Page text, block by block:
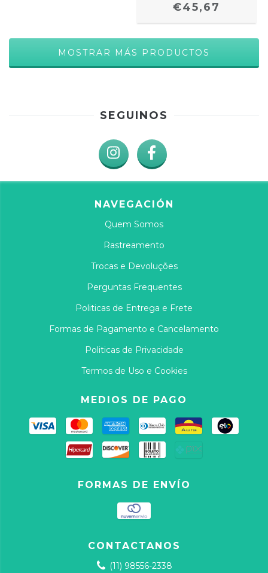
€45,67
MOSTRAR MÁS PRODUCTOS
SEGUINOS
NAVEGACIÓN
Quem Somos
Rastreamento
Trocas e Devoluções
Perguntas Frequentes
Politicas de Entrega e Frete
Formas de Pagamento e Cancelamento
Politicas de Privacidade
Termos de Uso e Cookies
MEDIOS DE PAGO
FORMAS DE ENVÍO
CONTACTANOS
(11) 98556-2338